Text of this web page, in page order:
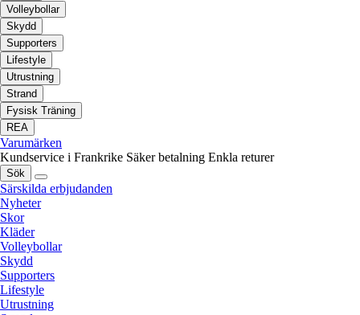
Volleybollar
Skydd
Supporters
Lifestyle
Utrustning
Strand
Fysisk Träning
REA
Varumärken
Kundservice i Frankrike Säker betalning Enkla returer
Sök
Särskilda erbjudanden
Nyheter
Skor
Kläder
Volleybollar
Skydd
Supporters
Lifestyle
Utrustning